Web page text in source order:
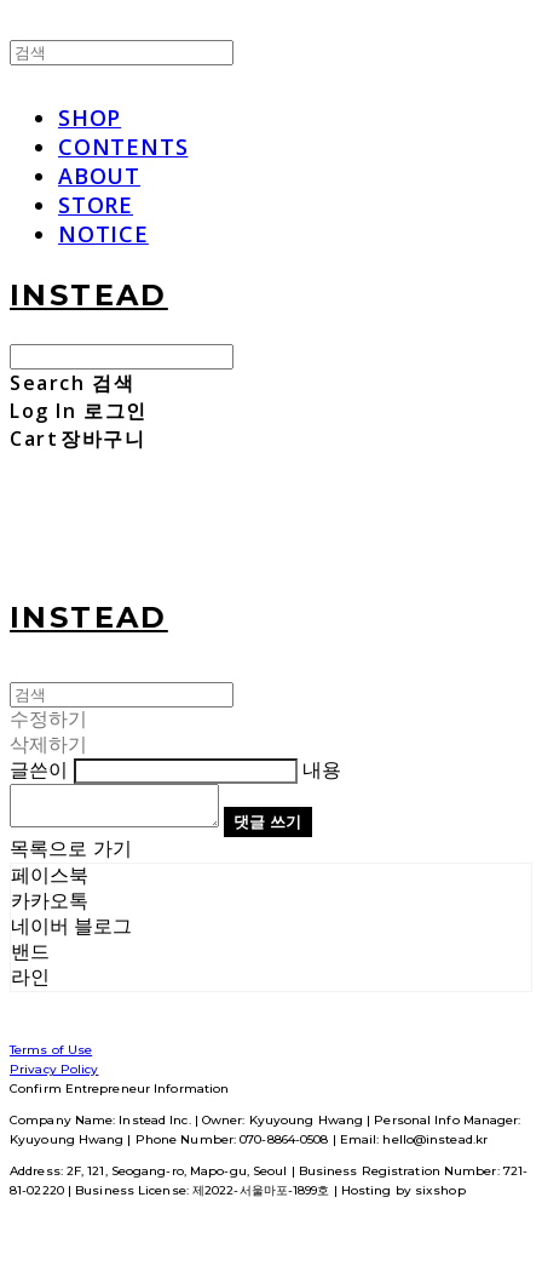
SHOP
CONTENTS
ABOUT
STORE
NOTICE
INSTEAD
Search 검색
Log In 로그인
Cart 장바구니
INSTEAD
수정하기
삭제하기
글쓴이
내용
댓글 쓰기
목록으로 가기
페이스북
카카오톡
네이버 블로그
밴드
라인
Terms of Use
Privacy Policy
Confirm Entrepreneur Information
Company Name: Instead Inc. | Owner: Kyuyoung Hwang | Personal Info Manager:
Kyuyoung Hwang | Phone Number: 070-8864-0508 | Email: hello@instead.kr
Address: 2F, 121, Seogang-ro, Mapo-gu, Seoul | Business Registration Number: 721-
81-02220| Business License: 제2022-서울마포-1899호 | Hosting by sixshop